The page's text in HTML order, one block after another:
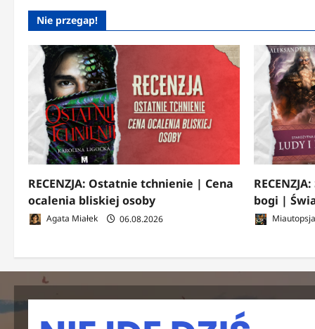
Nie przegap!
RECENZJA: Ostatnie tchnienie | Cena
ocalenia bliskiej osoby
Agata Miałek 06.08.2026
bogi |
Miautopsja